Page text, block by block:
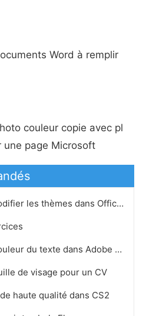
Word à remplir
couleur copie avec pl
une page Microsoft
Comment faire pour modifier les thèmes dans Office 2007
Comment changer la couleur du texte dans Adobe Photoshop
de visage pour un CV
haute qualité dans CS2